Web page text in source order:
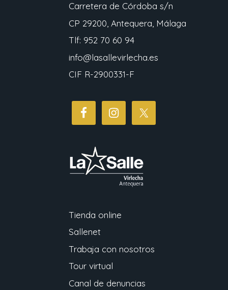
Carretera de Córdoba s/n
CP 29200, Antequera, Málaga
Tlf: 952 70 60 94
info@lasallevirlecha.es
CIF R-2900331-F
Tienda online
Sallenet
Trabaja con nosotros
Tour virtual
Canal de denuncias